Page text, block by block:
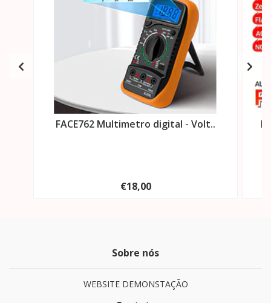
FACE762 Multimetro digital - Volt..
€18,00
Sobre nós
WEBSITE DEMONSTAÇÃO